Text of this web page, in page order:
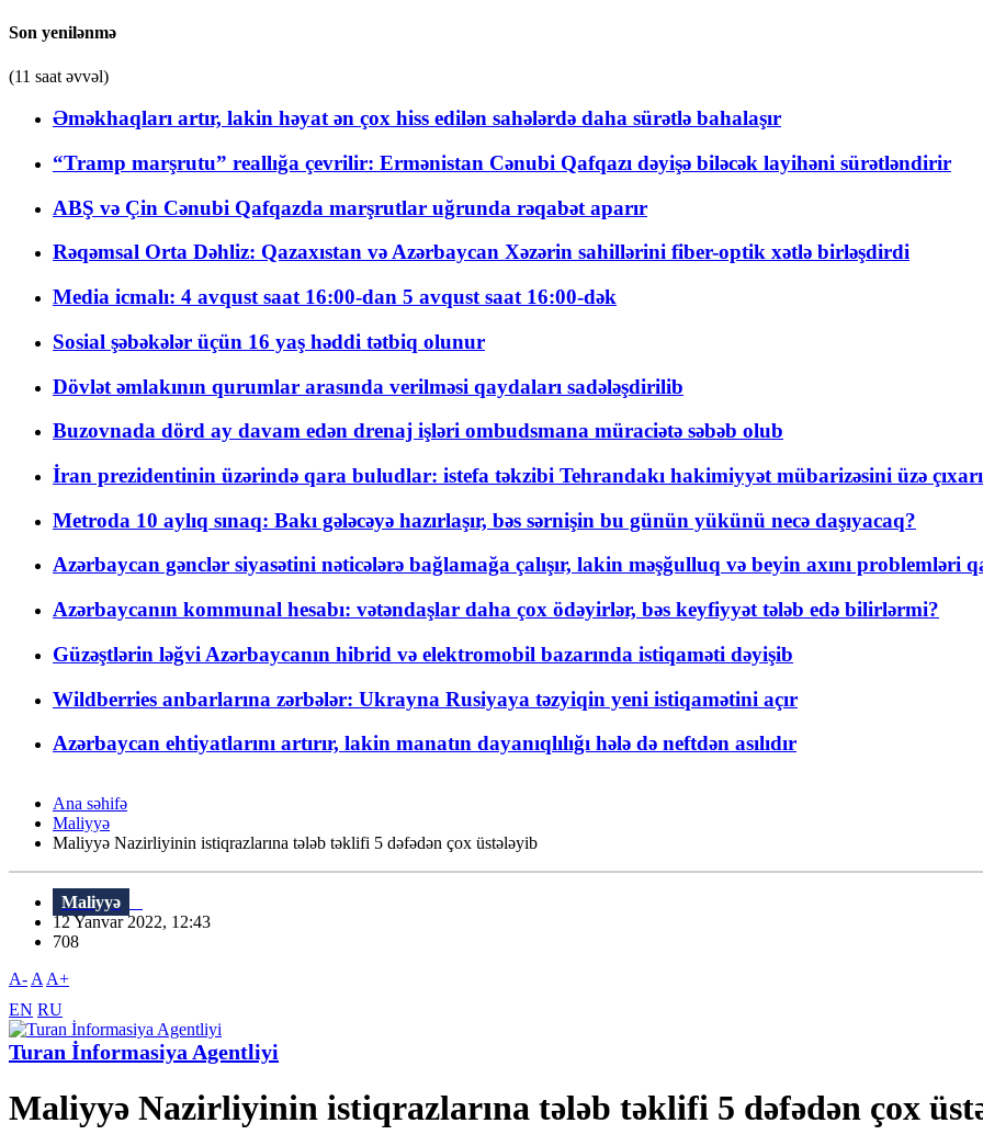
Son yenilənmə
(11 saat əvvəl)
Əməkhaqları artır, lakin həyat ən çox hiss edilən sahələrdə daha sürətlə bahalaşır
“Tramp marşrutu” reallığa çevrilir: Ermənistan Cənubi Qafqazı dəyişə biləcək layihəni sürətləndirir
ABŞ və Çin Cənubi Qafqazda marşrutlar uğrunda rəqabət aparır
Rəqəmsal Orta Dəhliz: Qazaxıstan və Azərbaycan Xəzərin sahillərini fiber-optik xətlə birləşdirdi
Media icmalı: 4 avqust saat 16:00-dan 5 avqust saat 16:00-dək
Sosial şəbəkələr üçün 16 yaş həddi tətbiq olunur
Dövlət əmlakının qurumlar arasında verilməsi qaydaları sadələşdirilib
Buzovnada dörd ay davam edən drenaj işləri ombudsmana müraciətə səbəb olub
İran prezidentinin üzərində qara buludlar: istefa təkzibi Tehrandakı hakimiyyət mübarizəsini üzə
Metroda 10 aylıq sınaq: Bakı gələcəyə hazırlaşır, bəs sərnişin bu günün yükünü necə daşıyacaq?
Azərbaycan gənclər siyasətini nəticələrə bağlamağa çalışır, lakin məşğulluq və beyin axını problemləri
Azərbaycanın kommunal hesabı: vətəndaşlar daha çox ödəyirlər, bəs keyfiyyət tələb edə bilirlərmi?
Güzəştlərin ləğvi Azərbaycanın hibrid və elektromobil bazarında istiqaməti dəyişib
Wildberries anbarlarına zərbələr: Ukrayna Rusiyaya təzyiqin yeni istiqamətini açır
Azərbaycan ehtiyatlarını artırır, lakin manatın dayanıqlılığı hələ də neftdən asılıdır
Ana səhifə
Maliyyə
Maliyyə Nazirliyinin istiqrazlarına tələb təklifi 5 dəfədən çox üstələyib
Maliyyə
12 Yanvar 2022, 12:43
708
A- A A+
EN RU
Turan İnformasiya Agentliyi
Maliyyə Nazirliyinin istiqrazlarına tələb təklifi 5 dəfədən çox